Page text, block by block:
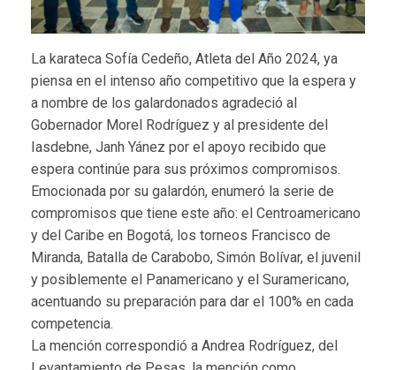
La karateca Sofía Cedeño, Atleta del Año 2024, ya
piensa en el intenso año competitivo que la espera y
a nombre de los galardonados agradeció al
Gobernador Morel Rodríguez y al presidente del
Iasdebne, Janh Yánez por el apoyo recibido que
espera continúe para sus próximos compromisos.
Emocionada por su galardón, enumeró la serie de
compromisos que tiene este año: el Centroamericano
y del Caribe en Bogotá, los torneos Francisco de
Miranda, Batalla de Carabobo, Simón Bolívar, el juvenil
y posiblemente el Panamericano y el Suramericano,
acentuando su preparación para dar el 100% en cada
competencia.
La mención correspondió a Andrea Rodríguez, del